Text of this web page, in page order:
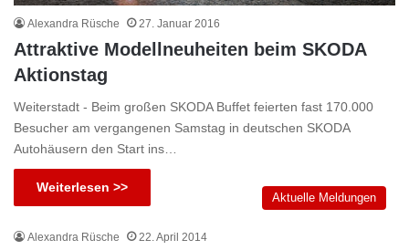
Alexandra Rüsche 27. Januar 2016
Attraktive Modellneuheiten beim SKODA
Aktionstag
Weiterstadt - Beim großen SKODA Buffet feierten fast 170.000
Besucher am vergangenen Samstag in deutschen SKODA
Autohäusern den Start ins…
Weiterlesen >>
Aktuelle Meldungen
Alexandra Rüsche 22. April 2014